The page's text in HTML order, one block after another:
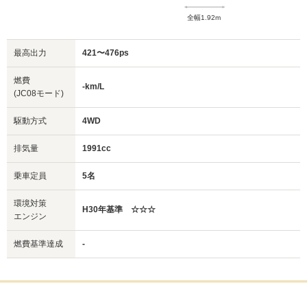
全幅1.92m
最高出力 421〜476ps
燃費
(JC08モード)
-km/L
駆動方式 4WD
排気量 1991cc
乗車定員 5名
環境対策
エンジン
H30年基準 ☆☆☆
燃費基準達成 -